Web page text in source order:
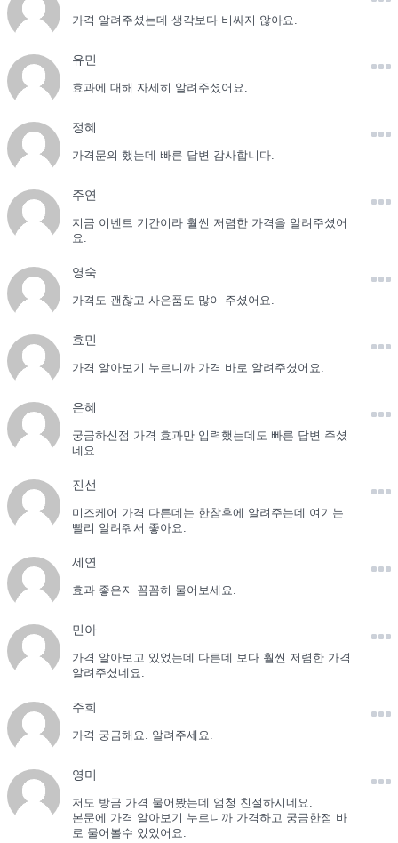
가격 알려주셨는데 생각보다 비싸지 않아요.
유민
효과에 대해 자세히 알려주셨어요.
정혜
가격문의 했는데 빠른 답변 감사합니다.
주연
지금 이벤트 기간이라 훨씬 저렴한 가격을 알려주셨어
요.
영숙
가격도 괜찮고 사은품도 많이 주셨어요.
효민
가격 알아보기 누르니까 가격 바로 알려주셨어요.
은혜
궁금하신점 가격 효과만 입력했는데도 빠른 답변 주셨
네요.
진선
미즈케어 가격 다른데는 한참후에 알려주는데 여기는
빨리 알려줘서 좋아요.
세연
효과 좋은지 꼼꼼히 물어보세요.
민아
가격 알아보고 있었는데 다른데 보다 훨씬 저렴한 가격
알려주셨네요.
주희
가격 궁금해요. 알려주세요.
영미
저도 방금 가격 물어봤는데 엄청 친절하시네요.
본문에 가격 알아보기 누르니까 가격하고 궁금한점 바
로 물어볼수 있었어요.